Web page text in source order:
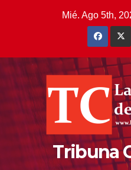
Mié. Ago 5th,
Tribuna